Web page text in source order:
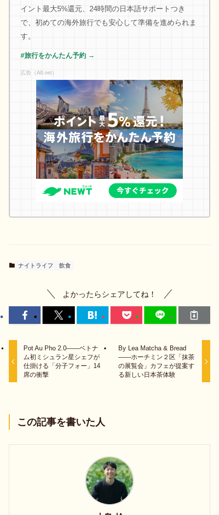
イント最大5%還元、24時間の日本語サポートつき
で、初めての海外旅行でも安心して準備を進められま
す。
#旅行をかんたん予約 →
広告（A8.net）
ナイトライフ 飲食
よかったらシェアしてね！
Pot Au Pho 2.0——ベトナ
ム初ミシュラン星シェフが
仕掛ける「分子フォー」14
席の衝撃
By Lea Matcha & Bread
——ホーチミン２区「抹茶
の展覧会」カフェが提案す
る新しい日本茶体験
この記事を書いた人